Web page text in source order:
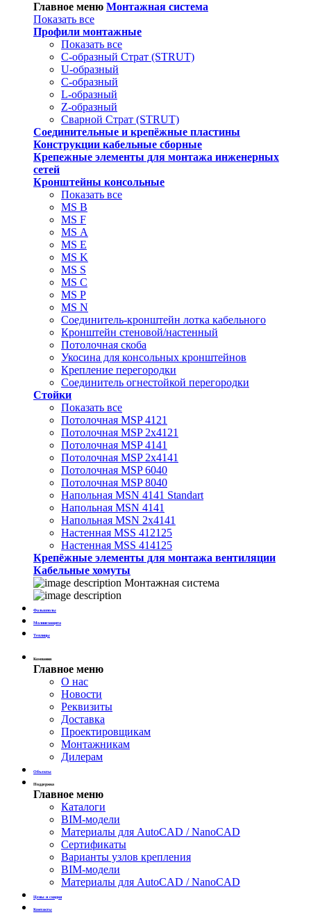
Главное меню Монтажная система
Показать все
Профили монтажные
Показать все
С-образный Страт (STRUT)
U-образный
С-образный
L-образный
Z-образный
Сварной Страт (STRUT)
Соединительные и крепёжные пластины
Конструкции кабельные сборные
Крепежные элементы для монтажа инженерных
сетей
Кронштейны консольные
Показать все
MS В
MS F
MS А
MS Е
MS K
MS S
MS C
MS P
MS N
Соединитель-кронштейн лотка кабельного
Кронштейн стеновой/настенный
Потолочная скоба
Укосина для консольных кронштейнов
Крепление перегородки
Соединитель огнестойкой перегородки
Стойки
Показать все
Потолочная MSP 4121
Потолочная MSP 2х4121
Потолочная MSP 4141
Потолочная MSP 2х4141
Потолочная MSP 6040
Потолочная MSP 8040
Напольная MSN 4141 Standart
Напольная MSN 4141
Напольная MSN 2х4141
Настенная MSS 412125
Настенная MSS 414125
Крепёжные элементы для монтажа вентиляции
Кабельные хомуты
Монтажная система
Фальшполы
Молниезащита
Теплицы
Компания
Главное меню
О нас
Новости
Реквизиты
Доставка
Проектировщикам
Монтажникам
Дилерам
Объекты
Поддержка
Главное меню
Каталоги
BIM-модели
Материалы для AutoCAD / NanoCAD
Сертификаты
Варианты узлов крепления
BIM-модели
Материалы для AutoCAD / NanoCAD
Цены и скидки
Контакты